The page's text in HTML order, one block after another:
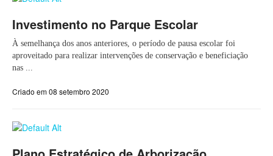
Investimento no Parque Escolar
À semelhança dos anos anteriores, o período de pausa escolar foi
aproveitado para realizar intervenções de conservação e beneficiação
nas ...
Criado em 08 setembro 2020